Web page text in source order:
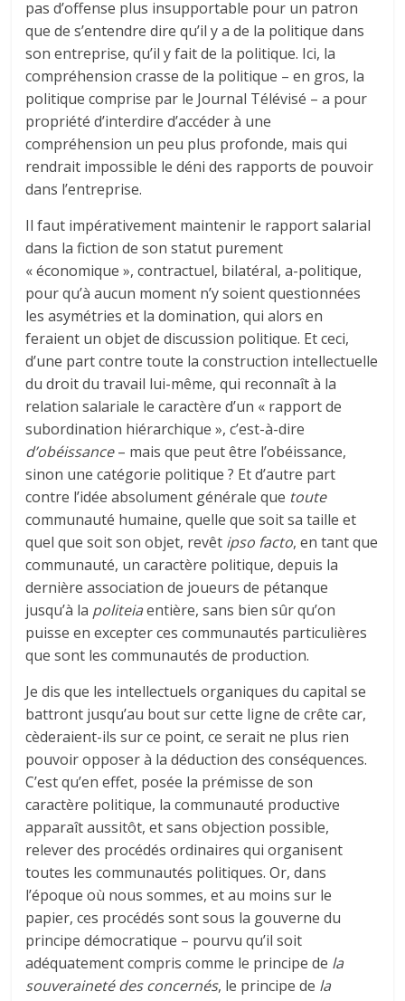
pas d’offense plus insupportable pour un patron
que de s’entendre dire qu’il y a de la politique dans
son entreprise, qu’il y fait de la politique. Ici, la
compréhension crasse de la politique – en gros, la
politique comprise par le Journal Télévisé – a pour
propriété d’interdire d’accéder à une
compréhension un peu plus profonde, mais qui
rendrait impossible le déni des rapports de pouvoir
dans l’entreprise.
Il faut impérativement maintenir le rapport salarial
dans la fiction de son statut purement
« économique », contractuel, bilatéral, a-politique,
pour qu’à aucun moment n’y soient questionnées
les asymétries et la domination, qui alors en
feraient un objet de discussion politique. Et ceci,
d’une part contre toute la construction intellectuelle
du droit du travail lui-même, qui reconnaît à la
relation salariale le caractère d’un « rapport de
subordination hiérarchique », c’est-à-dire
d’obéissance– mais que peut être l’obéissance,
sinon une catégorie politique ? Et d’autre part
contre l’idée absolument générale que toute
communauté humaine, quelle que soit sa taille et
quel que soit son objet, revêt ipso facto, en tant que
communauté, un caractère politique, depuis la
dernière association de joueurs de pétanque
jusqu’à la politeiaentière, sans bien sûr qu’on
puisse en excepter ces communautés particulières
que sont les communautés de production.
Je dis que les intellectuels organiques du capital se
battront jusqu’au bout sur cette ligne de crête car,
cèderaient-ils sur ce point, ce serait ne plus rien
pouvoir opposer à la déduction des conséquences.
C’est qu’en effet, posée la prémisse de son
caractère politique, la communauté productive
apparaît aussitôt, et sans objection possible,
relever des procédés ordinaires qui organisent
toutes les communautés politiques. Or, dans
l’époque où nous sommes, et au moins sur le
papier, ces procédés sont sous la gouverne du
principe démocratique – pourvu qu’il soit
adéquatement compris comme le principe de la
souveraineté des concernés, le principe de la